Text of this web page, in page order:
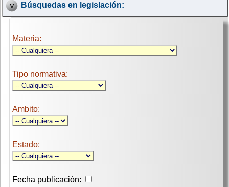
Búsquedas en legislación:
Materia:
Tipo normativa:
Ambito:
Estado:
Fecha publicación: